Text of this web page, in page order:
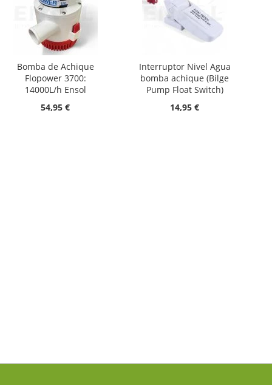
Bomba de Achique
Flopower 3700:
14000L/h Ensol
54,95 €
Interruptor Nivel Agua
bomba achique (Bilge
Pump Float Switch)
14,95 €